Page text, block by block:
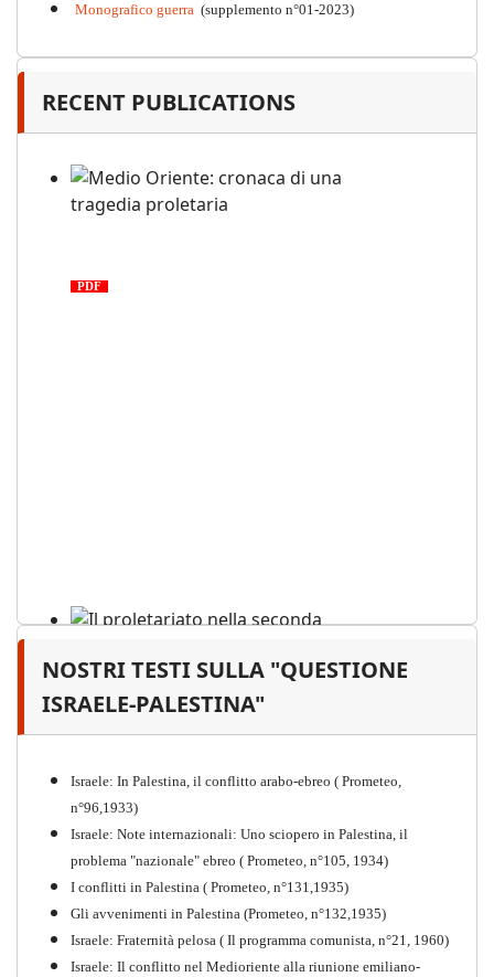
Monografico guerra (supplemento n°01-2023)
RECENT PUBLICATIONS
PDF
Il proletariato nella seconda
guerra mondiale e nella
NOSTRI TESTI SULLA "QUESTIONE
ISRAELE-PALESTINA"
Israele: In Palestina, il conflitto arabo-ebreo ( Prometeo,
n°96,1933)
Israele: Note internazionali: Uno sciopero in Palestina, il
problema "nazionale" ebreo ( Prometeo, n°105, 1934)
I conflitti in Palestina ( Prometeo, n°131,1935)
Gli avvenimenti in Palestina (Prometeo, n°132,1935)
Israele: Fraternità pelosa ( Il programma comunista, n°21, 1960)
Israele: Il conflitto nel Medioriente alla riunione emiliano-